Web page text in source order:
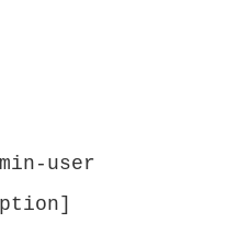
user